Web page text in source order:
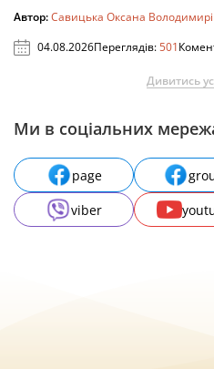
Автор:Савицька Оксана
04.08.2026Переглядів:501
Дивитись
Ми в соціальних
page
viber